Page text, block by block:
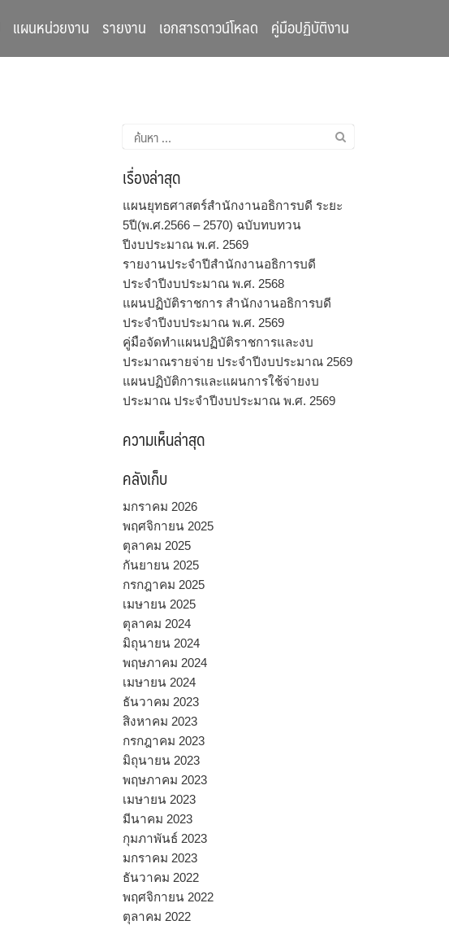
แผนหน่วยงาน รายงาน เอกสารดาวน์โหลด คู่มือปฏิบัติงาน
ค้นหา
สำหรับ:
เรื่องล่าสุด
แผนยุทธศาสตร์สำนักงานอธิการบดี ระยะ
5ปี(พ.ศ.2566 – 2570) ฉบับทบทวน
ปีงบประมาณ พ.ศ. 2569
รายงานประจำปีสำนักงานอธิการบดี
ประจำปีงบประมาณ พ.ศ. 2568
แผนปฏิบัติราชการ สำนักงานอธิการบดี
ประจำปีงบประมาณ พ.ศ. 2569
คู่มือจัดทำแผนปฏิบัติราชการและงบ
ประมาณรายจ่าย ประจำปีงบประมาณ 2569
แผนปฏิบัติการและแผนการใช้จ่ายงบ
ประมาณ ประจำปีงบประมาณ พ.ศ. 2569
ความเห็นล่าสุด
คลังเก็บ
มกราคม 2026
พฤศจิกายน 2025
ตุลาคม 2025
กันยายน 2025
กรกฎาคม 2025
เมษายน 2025
ตุลาคม 2024
มิถุนายน 2024
พฤษภาคม 2024
เมษายน 2024
ธันวาคม 2023
สิงหาคม 2023
กรกฎาคม 2023
มิถุนายน 2023
พฤษภาคม 2023
เมษายน 2023
มีนาคม 2023
กุมภาพันธ์ 2023
มกราคม 2023
ธันวาคม 2022
พฤศจิกายน 2022
ตุลาคม 2022